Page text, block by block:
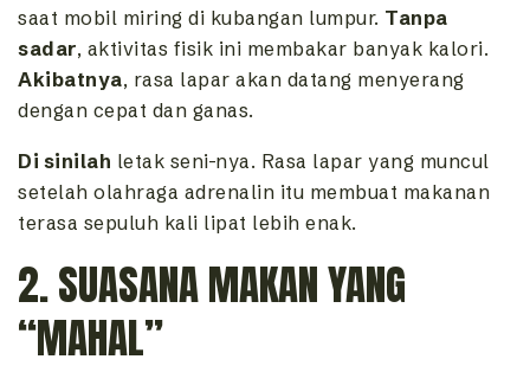
saat mobil miring di kubangan lumpur. Tanpa
sadar, aktivitas fisik ini membakar banyak kalori.
Akibatnya, rasa lapar akan datang menyerang
dengan cepat dan ganas.
Di sinilah letak seni-nya. Rasa lapar yang muncul
setelah olahraga adrenalin itu membuat makanan
terasa sepuluh kali lipat lebih enak.
2. SUASANA MAKAN YANG
“MAHAL”